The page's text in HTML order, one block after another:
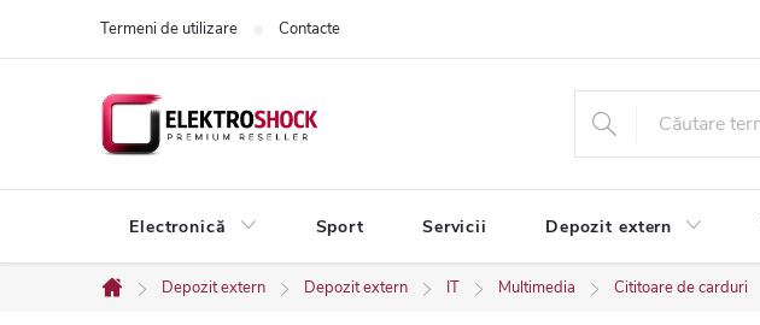
Termeni de utilizare Contacte
Electronică Sport Servicii Depozit extern
Acasă
Depozit extern Depozit extern IT Multimedia Cititoare de carduri